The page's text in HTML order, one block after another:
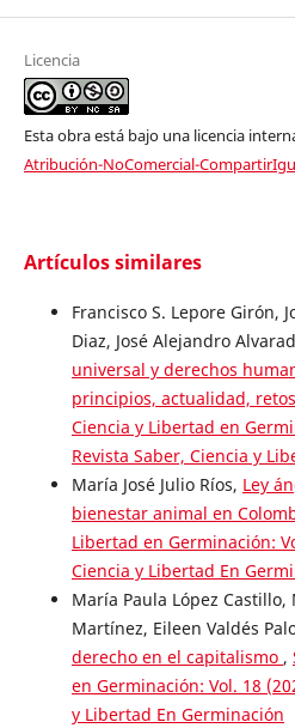
Licencia
Esta obra está bajo una licencia
Atribución-NoComercial-
Artículos similares
Francisco S. Lepore Girón,
Diaz, José Alejandro
universal y derechos
principios, actualidad,
Ciencia y Libertad en
Revista Saber, Ciencia y
María José Julio Ríos, Ley
bienestar animal en
Libertad en Germinación:
Ciencia y Libertad En
María Paula López Castillo,
Martínez, Eileen Valdés
derecho en el capitalismo ,
en Germinación: Vol. 18
y Libertad En Germinación